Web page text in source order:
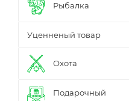
Рыбалка
Уценненый товар
Охота
Подарочный